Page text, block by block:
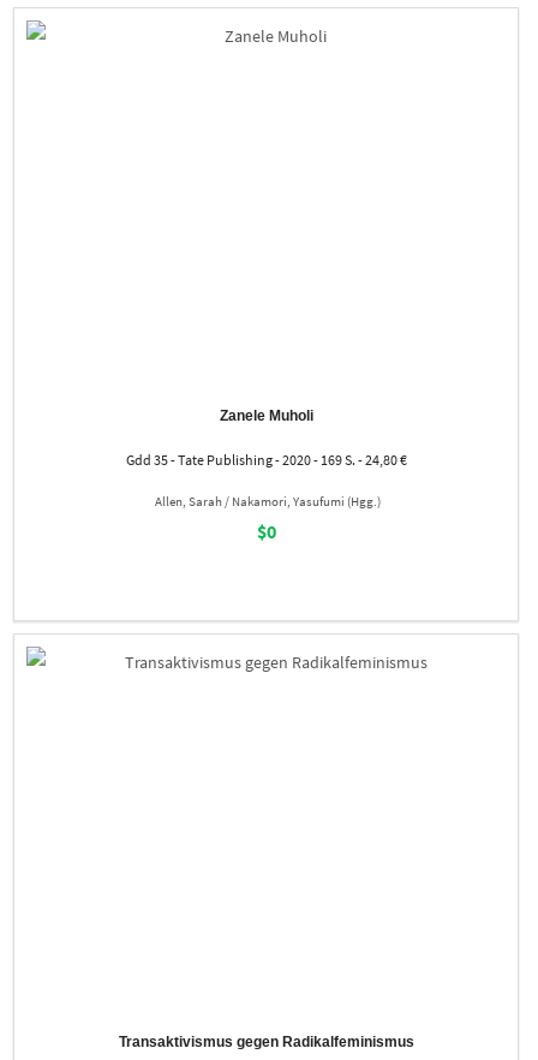
Zanele Muholi
Gdd 35 - Tate Publishing - 2020 - 169 S. - 24,80 €
Allen, Sarah / Nakamori, Yasufumi (Hgg.)
$0
Transaktivismus gegen Radikalfeminismus